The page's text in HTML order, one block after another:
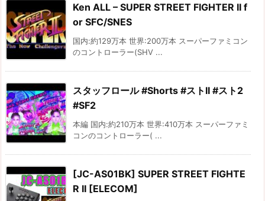
Ken ALL – SUPER STREET FIGHTER II f
or SFC/SNES
国内:約129万本 世界:200万本 スーパーファミコン
のコントローラー(SHV ...
スタッフロール #Shorts #ストII #スト2
#SF2
本編 国内:約210万本 世界:410万本 スーパーファミ
コンのコントローラー( ...
[JC-AS01BK] SUPER STREET FIGHTE
R II [ELECOM]